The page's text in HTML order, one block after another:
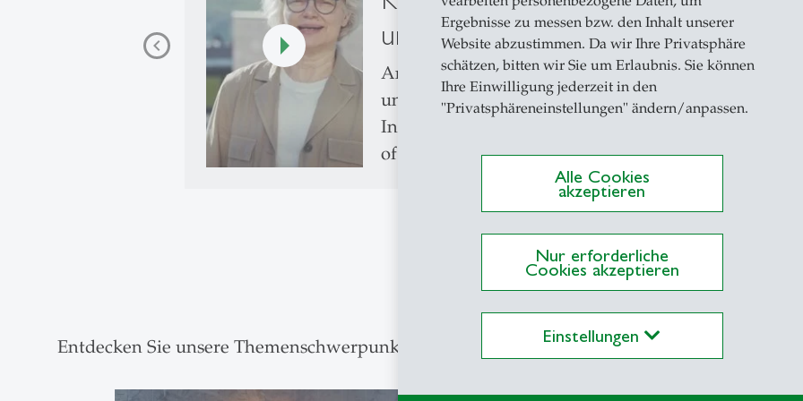
Ergebnisse zu messen bzw. den Inhalt unserer
Website abzustimmen. Da wir Ihre Privatsphäre
schätzen, bitten wir Sie um Erlaubnis. Sie können
Ihre Einwilligung jederzeit in den
"Privatsphäreneinstellungen" ändern/anpassen.
Alle Cookies
akzeptieren
Nur erforderliche
Cookies akzeptieren
Einstellungen
und Kompetenzen
Angesichts von Fachkräftemangel, Digitalisierung
und raschem Kompetenzwandel schafft das
Innosuisse-Flagship-Projekt «Swiss circular economy
of skills…
Entdecken Sie unsere Themenschwerpunkte